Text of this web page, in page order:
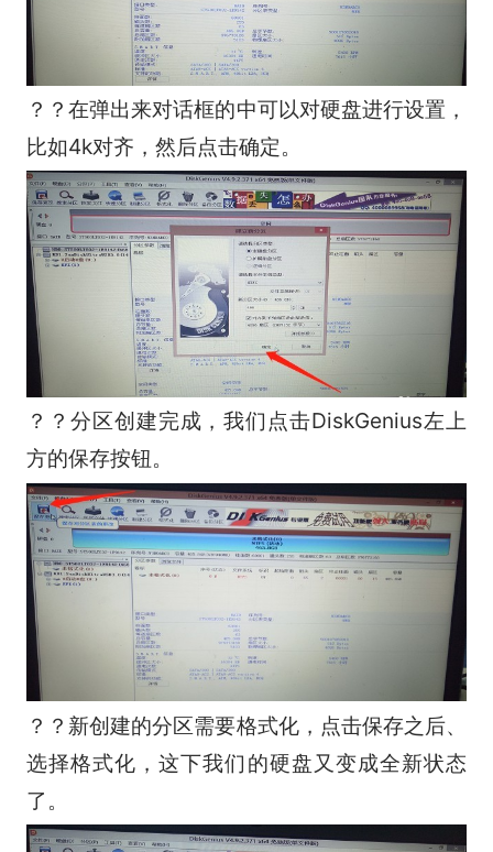
？？在弹出来对话框的中可以对硬盘进行设置，
比如4k对齐，然后点击确定。
？？分区创建完成，我们点击DiskGenius左上
方的保存按钮。
？？新创建的分区需要格式化，点击保存之后、
选择格式化，这下我们的硬盘又变成全新状态
了。